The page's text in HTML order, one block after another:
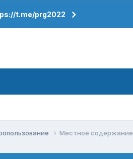
t.me/prg2022
Местное содержание